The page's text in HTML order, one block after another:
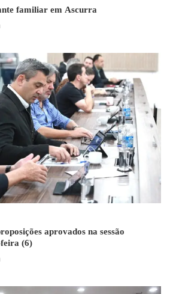
familiar em Ascurra
aprovados na sessão
(6)